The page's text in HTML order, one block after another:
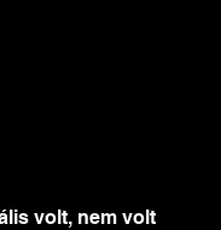
volt, nem volt